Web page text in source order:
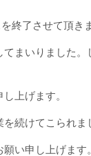
終了させて頂き
まいりました
上げます。
続けてこられま
い申し上げます。